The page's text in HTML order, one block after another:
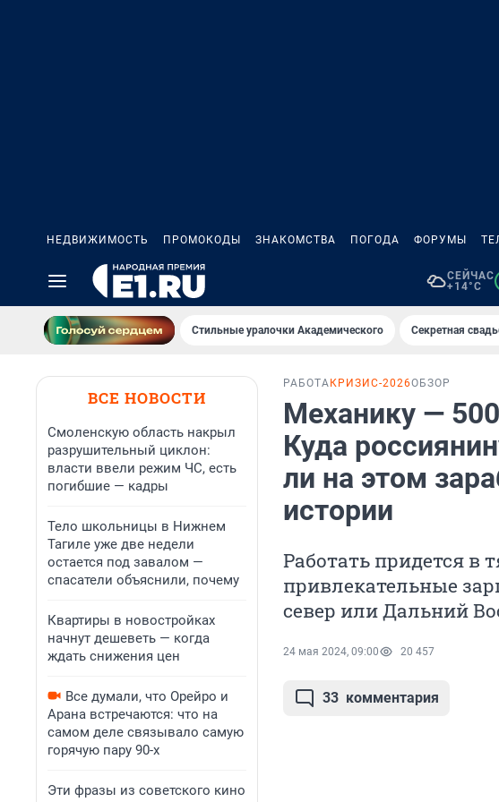
НЕДВИЖИМОСТЬ ПРОМОКОДЫ ЗНАКОМСТВА ПОГОДА ФОРУМЫ
СЕЙЧАС
+14°C
Стильные уралочки Академического Секретная
ВСЕ НОВОСТИ
Смоленскую область накрыл
разрушительный циклон:
власти ввели режим ЧС, есть
погибшие — кадры
Тело школьницы в Нижнем
Тагиле уже две недели
остается под завалом —
спасатели объяснили, почему
Квартиры в новостройках
начнут дешеветь — когда
ждать снижения цен
Все думали, что Орейро и
Арана встречаются: что на
самом деле связывало самую
горячую пару 90-х
Эти фразы из советского кино
РАБОТА КРИЗИС-2026ОБЗОР
Механику —
Куда
ли на этом
истории
Работать придется в
привлекательные
север или Дальний
24 мая 2024, 09:00 20 457
33 комментария